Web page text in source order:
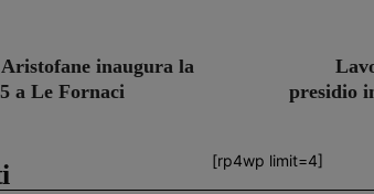
inaugura la
a Le Fornaci
presidio
[rp4wp limit=4]